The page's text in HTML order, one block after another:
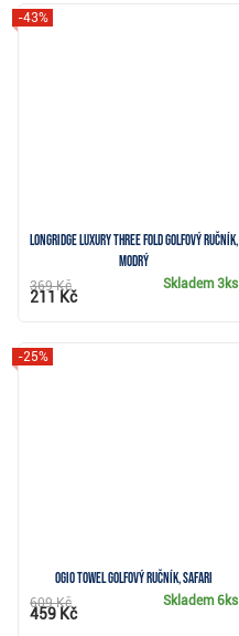
Longridge Luxury Three Fold golfový ručník,
modrý
-43%
Skladem3ks
369 Kč
211 Kč
Ogio Towel golfový ručník, safari
-25%
Skladem6ks
609 Kč
459 Kč